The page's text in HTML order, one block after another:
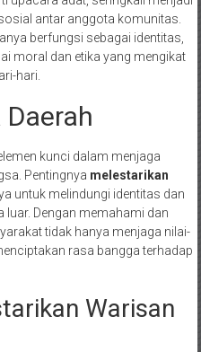
antar anggota komunitas.
berfungsi sebagai identitas,
moral dan etika yang mengikat
hari.
kunci dalam menjaga
Pentingnya melestarikan
untuk melindungi identitas dan
luar. Dengan memahami dan
tidak hanya menjaga nilai-
rasa bangga terhadap
Warisan